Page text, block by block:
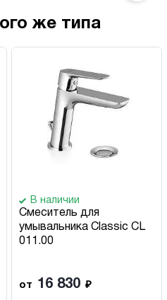
же типа
В наличии
Смеситель для
умывальника Classic CL
011.00
от 16 830 ₽